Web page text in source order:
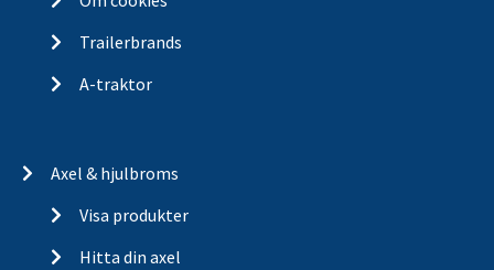
Trailerbrands
A-traktor
Axel & hjulbroms
Visa produkter
Hitta din axel